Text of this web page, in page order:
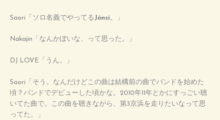
Saori「ソロ名義でやってる Jónsi 。」
Nakajin「なんかぽいな、って思った。」
DJ LOVE「うん。」
Saori「そう。なんだけどこの曲は結構前の曲でバンドを始めた
頃？バンドでデビューした頃かな。2010年11年とかにすっごい聴
いてた曲で。この曲を聴きながら、第3京浜を走りたいなって思
ってた。」